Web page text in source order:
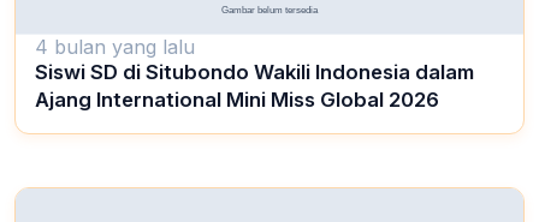
4 bulan yang lalu
Siswi SD di Situbondo Wakili Indonesia dalam
Ajang International Mini Miss Global 2026